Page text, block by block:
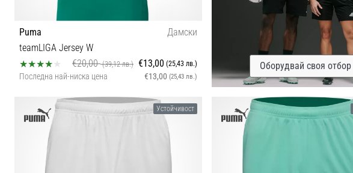
Puma
Дамски
teamLIGA Jersey W
€20,00(39,12 лв.) €13,00 (25,43 лв.)
Последна най-ниска цена €13,00 (25,43 лв.)
Оборудвай своя отбор
Устойчивост